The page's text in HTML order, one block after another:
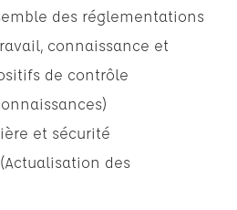
des réglementations
connaissance et
de contrôle
et sécurité
des